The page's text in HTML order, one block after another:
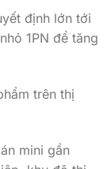
định lớn tới
1PN để tăng
trên thị
mini gần